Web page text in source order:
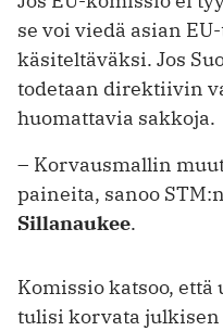
se voi viedä asian
käsiteltäväksi. Jos
todetaan direktiivin
huomattavia sakkoja.
– Korvausmallin
paineita, sanoo
Sillanaukee.
Komissio katsoo,
tulisi korvata